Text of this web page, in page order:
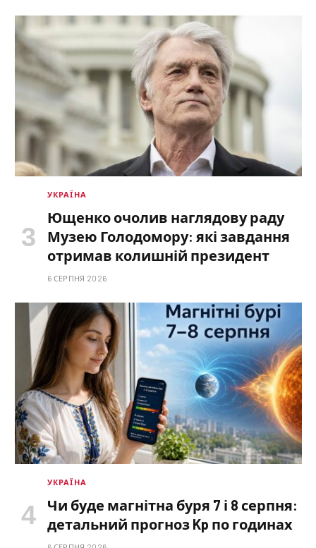
УКРАЇНА
Ющенко очолив наглядову раду
Музею Голодомору: які завдання
отримав колишній президент
6 СЕРПНЯ 2026
УКРАЇНА
Чи буде магнітна буря 7 і 8 серпня:
детальний прогноз Kp по годинах